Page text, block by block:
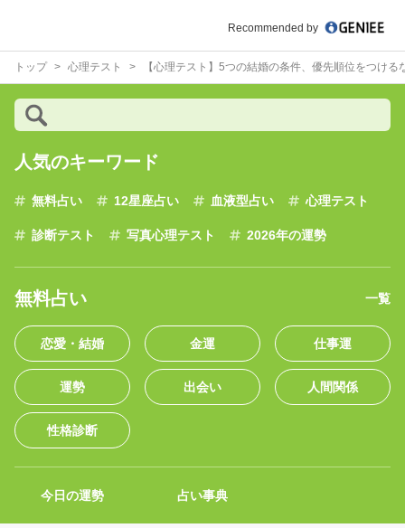
Recommended by
トップ 心理テスト 【心理テスト】5つの結婚の条件、優先順位をつけ
人気のキーワード
無料占い 12星座占い 血液型占い 心理テスト
診断テスト 写真心理テスト 2026年の運勢
無料占い 一覧
恋愛・結婚 金運 仕事運
運勢 出会い 人間関係
性格診断
今日の運勢 占い事典